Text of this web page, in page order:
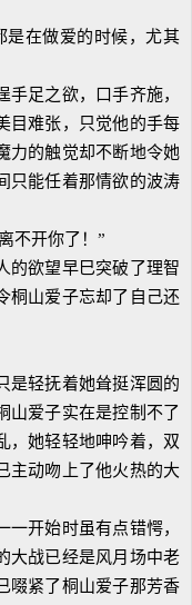
在做爱的时候，尤其
足之欲，口手齐施，
目难张，只觉他的手每
力的触觉却不断地令她
只能任着那情欲的波涛
不开你了！”
欲望早巳突破了理智
桐山爱子忘却了自己还
轻抚着她耸挺浑圆的
山爱子实在是控制不了
，她轻轻地呻吟着，双
主动吻上了他火热的大
开始时虽有点错愕，
大战已经是风月场中老
啜紧了桐山爱子那芳香